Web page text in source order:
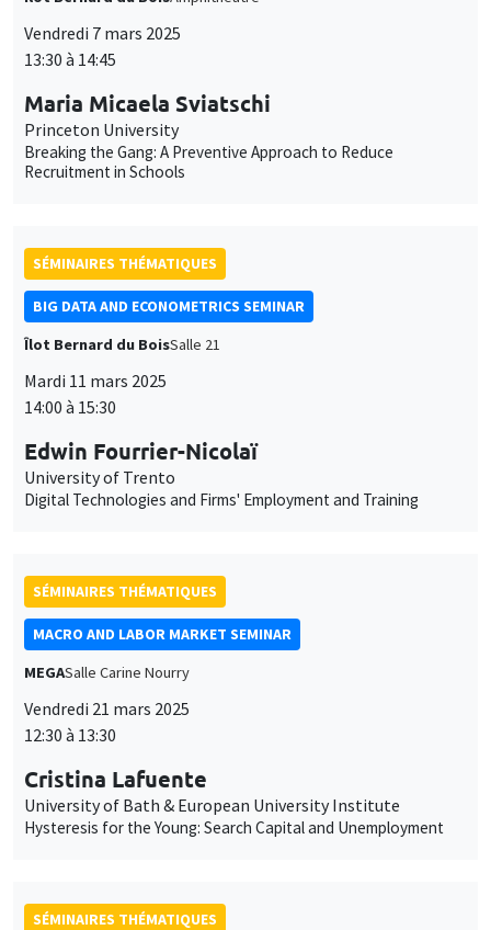
Vendredi 7 mars 2025
13:30 à 14:45
Maria Micaela Sviatschi
Princeton University
Breaking the Gang: A Preventive Approach to Reduce
Recruitment in Schools
SÉMINAIRES THÉMATIQUES
BIG DATA AND ECONOMETRICS SEMINAR
Îlot Bernard du BoisSalle 21
Mardi 11 mars 2025
14:00 à 15:30
Edwin Fourrier-Nicolaï
University of Trento
Digital Technologies and Firms' Employment and Training
SÉMINAIRES THÉMATIQUES
MACRO AND LABOR MARKET SEMINAR
MEGASalle Carine Nourry
Vendredi 21 mars 2025
12:30 à 13:30
Cristina Lafuente
University of Bath & European University Institute
Hysteresis for the Young: Search Capital and Unemployment
SÉMINAIRES THÉMATIQUES